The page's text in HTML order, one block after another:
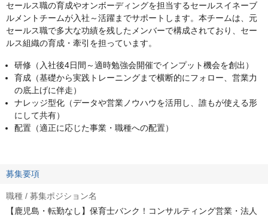
セールス職の育成やオンボーディングを担当するセールスイネーブ
ルメントチームが入社～活躍までサポートします。本チームは、元
セールス職で多大な功績を残したメンバーで構成されており、セー
ルス組織の育成・牽引を担っています。
研修（入社後4日間～適時勉強会開催でインプット機会を創出）
育成（基礎から実践トレーニングまで横断的にフォロー、営業力
の底上げに伴走）
ナレッジ型化（データや営業ノウハウを活用し、誰もが使える形
にして共有）
配置（適正に応じた事業・職種への配置）
募集要項
職種 / 募集ポジション名
【鹿児島・転勤なし】保育士バンク！コンサルティング営業・法人